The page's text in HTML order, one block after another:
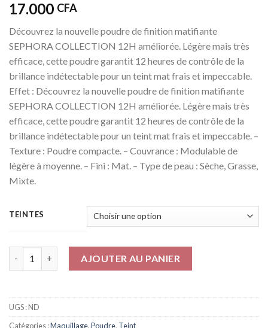
17.000 CFA
Découvrez la nouvelle poudre de finition matifiante
SEPHORA COLLECTION 12H améliorée. Légère mais très
efficace, cette poudre garantit 12 heures de contrôle de la
brillance indétectable pour un teint mat frais et impeccable.
Effet : Découvrez la nouvelle poudre de finition matifiante
SEPHORA COLLECTION 12H améliorée. Légère mais très
efficace, cette poudre garantit 12 heures de contrôle de la
brillance indétectable pour un teint mat frais et impeccable. –
Texture : Poudre compacte. – Couvrance : Modulable de
légère à moyenne. – Fini : Mat. – Type de peau : Sèche, Grasse,
Mixte.
TEINTES
AJOUTER AU PANIER
UGS :ND
Catégories :Maquillage,Poudre, Teint